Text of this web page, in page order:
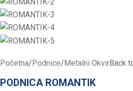
Početna/Podnice/Metalni OkvirBack
PODNICA ROMANTIK